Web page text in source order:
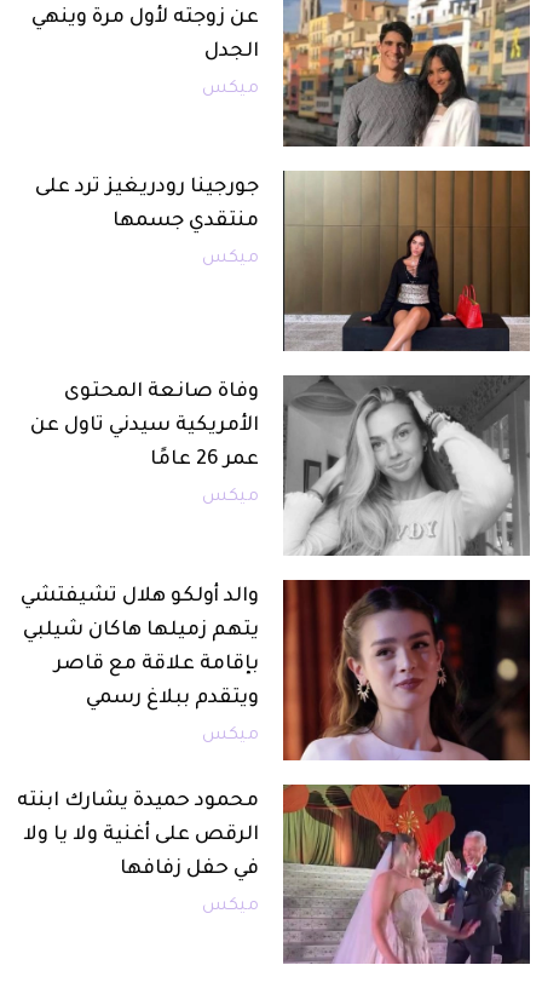
عن زوجته لأول مرة وينهي
الجدل
ميكس
جورجينا رودريغيز ترد على
منتقدي جسمها
ميكس
وفاة صانعة المحتوى
الأمريكية سيدني تاول عن
عمر 26 عامًا
ميكس
والد أولكو هلال تشيفتشي
يتهم زميلها هاكان شيلبي
بإقامة علاقة مع قاصر
ويتقدم ببلاغ رسمي
ميكس
محمود حميدة يشارك ابنته
الرقص على أغنية ولا يا ولا
في حفل زفافها
ميكس